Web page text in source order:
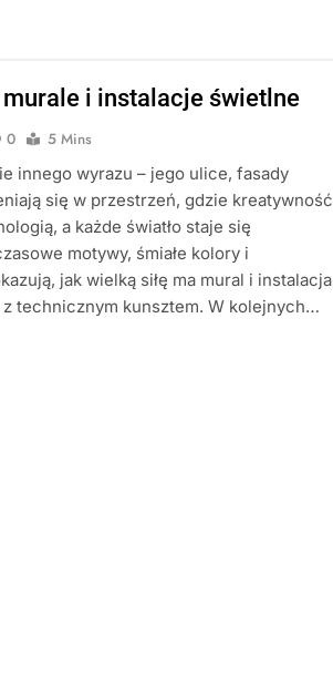
i instalacje świetlne
0
5 Mins
innego wyrazu – jego ulice, fasady
się w przestrzeń, gdzie kreatywność
a każde światło staje się
motywy, śmiałe kolory i
jak wielką siłę ma mural i instalacja
z technicznym kunsztem. W kolejnych…